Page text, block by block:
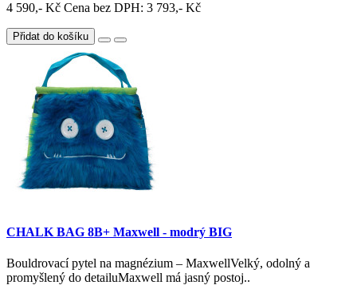
4 590,- Kč Cena bez DPH: 3 793,- Kč
Přidat do košíku
CHALK BAG 8B+ Maxwell - modrý BIG
Bouldrovací pytel na magnézium – MaxwellVelký, odolný a
promyšlený do detailuMaxwell má jasný postoj..